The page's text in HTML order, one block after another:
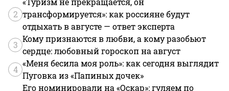
2 трансформируется»: как россияне будут
отдыхать в августе — ответ эксперта
3
Кому признаются в любви, а кому разобьют
сердце: любовный гороскоп на август
4
«Меня бесила моя роль»: как сегодня выглядит
Пуговка из «Папиных дочек»
Его номинировали на «Оскар»: гуляем по